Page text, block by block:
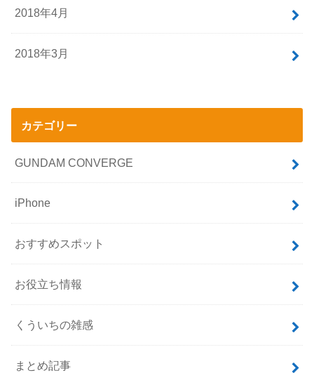
2018年4月
2018年3月
カテゴリー
GUNDAM CONVERGE
iPhone
おすすめスポット
お役立ち情報
くういちの雑感
まとめ記事